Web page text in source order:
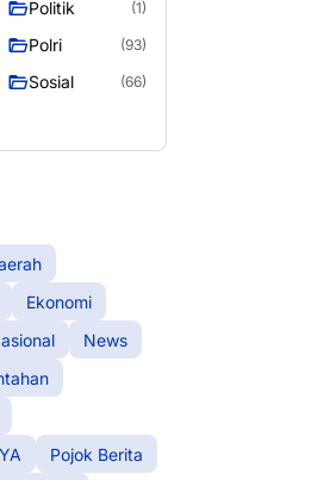
Politik (1)
Polri (93)
Sosial (66)
Ekonomi
News
Pojok Berita